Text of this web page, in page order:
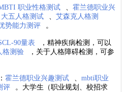
职业性格测试 、霍兰德职业兴
大五人格测试 、艾森克人格测
势能力测评 。
90量表
，精神疾病检测，可以
格测验
，关于人格障碍检测，可参
霍兰德职业兴趣测试 、mbti职业
评
。大学生（职业规划、校招求